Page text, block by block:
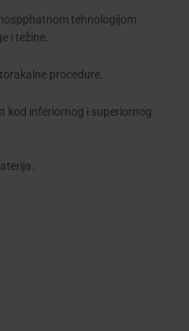
tehnologijom
i težine.
procedure.
kod inferiornog i superiornog